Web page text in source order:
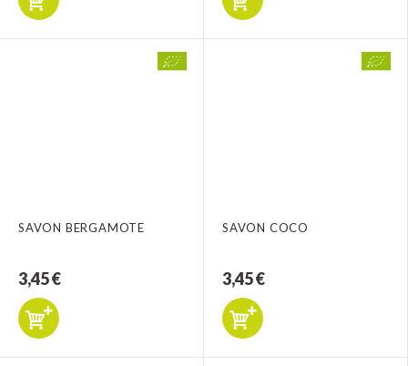
SAVON BERGAMOTE
3,45 €
SAVON COCO
3,45 €